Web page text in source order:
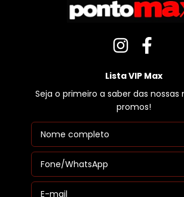
Lista VIP Max
Seja o primeiro a saber das nossas
promos!